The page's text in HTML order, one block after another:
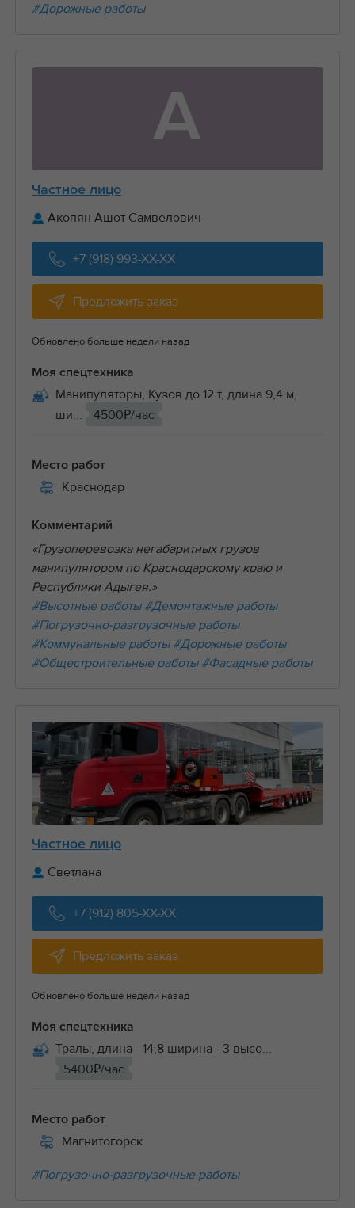
#Дорожные работы
А
Частное лицо
Акопян Ашот Самвелович
+7 (918) 993-XX-XX
Предложить заказ
Обновлено больше недели назад
Моя спецтехника
Манипуляторы, Кузов до 12 т, длина 9,4 м,
ши...
4500₽/час
Место работ
Краснодар
Комментарий
«Грузоперевозка негабаритных грузов
манипулятором по Краснодарскому краю и
Республики Адыгея.»
#Высотные работы #Демонтажные работы
#Погрузочно-разгрузочные работы
#Коммунальные работы #Дорожные работы
#Общестроительные работы #Фасадные работы
Частное лицо
Светлана
+7 (912) 805-XX-XX
Предложить заказ
Обновлено больше недели назад
Моя спецтехника
Тралы, длина - 14,8 ширина - 3 высо...
5400₽/час
Место работ
Магнитогорск
#Погрузочно-разгрузочные работы